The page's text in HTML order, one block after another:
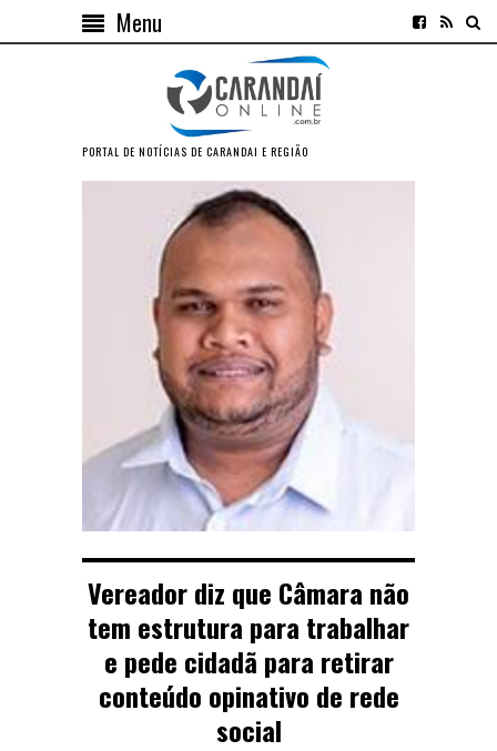
Menu
PORTAL DE NOTÍCIAS DE CARANDAI E REGIÃO
Vereador diz que Câmara não
tem estrutura para trabalhar
e pede cidadã para retirar
conteúdo opinativo de rede
social